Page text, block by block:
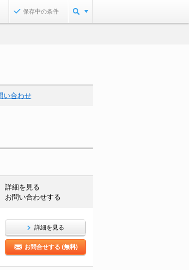
保存中の条件
い合わせ
詳細を見る
お問い合わせする
詳細を見る
お問合せする (無料)